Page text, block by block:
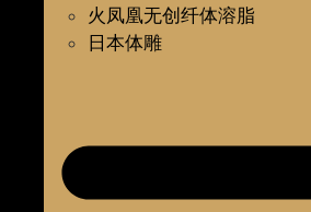
火凤凰无创纤体溶脂
日本体雕